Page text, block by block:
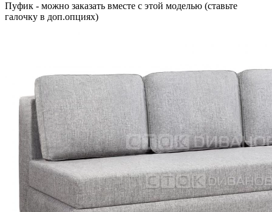
Пуфик - можно заказать вместе с этой моделью (ставьте
галочку в доп.опциях)